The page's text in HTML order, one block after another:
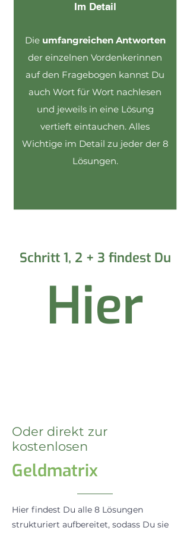
Im Detail
Die umfangreichen Antworten
der einzelnen Vordenkerinnen
auf den Fragebogen kannst Du
auch Wort für Wort nachlesen
und jeweils in eine Lösung
vertieft eintauchen. Alles
Wichtige im Detail zu jeder der 8
Lösungen.
Schritt 1, 2 + 3 findest Du
Hier
Oder direkt zur
kostenlosen
Geldmatrix
Hier findest Du alle 8 Lösungen
strukturiert aufbereitet, sodass Du sie